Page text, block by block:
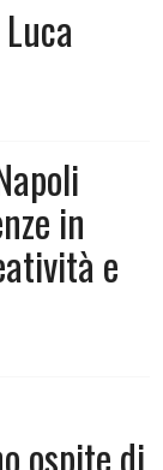
in
e
ospite di